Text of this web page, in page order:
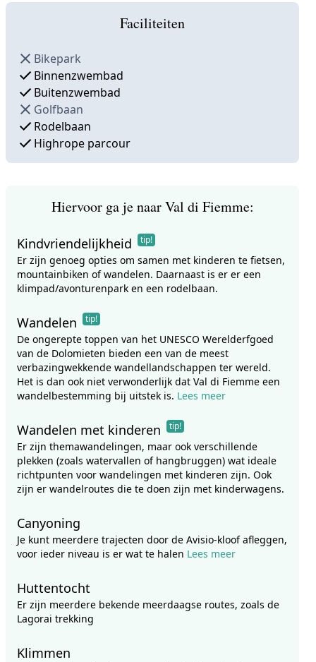
Faciliteiten
Bikepark
Binnenzwembad
Buitenzwembad
Golfbaan
Rodelbaan
Highrope parcour
Hiervoor ga je naar Val di Fiemme:
Kindvriendelijkheid tip!
Er zijn genoeg opties om samen met kinderen te fietsen,
mountainbiken of wandelen. Daarnaast is er er een
klimpad/avonturenpark en een rodelbaan.
Wandelen tip!
De ongerepte toppen van het UNESCO Werelderfgoed
van de Dolomieten bieden een van de meest
verbazingwekkende wandellandschappen ter wereld.
Het is dan ook niet verwonderlijk dat Val di Fiemme een
wandelbestemming bij uitstek is. Lees meer
Wandelen met kinderen tip!
Er zijn themawandelingen, maar ook verschillende
plekken (zoals watervallen of hangbruggen) wat ideale
richtpunten voor wandelingen met kinderen zijn. Ook
zijn er wandelroutes die te doen zijn met kinderwagens.
Canyoning
Je kunt meerdere trajecten door de Avisio-kloof afleggen,
voor ieder niveau is er wat te halen Lees meer
Huttentocht
Er zijn meerdere bekende meerdaagse routes, zoals de
Lagorai trekking
Klimmen